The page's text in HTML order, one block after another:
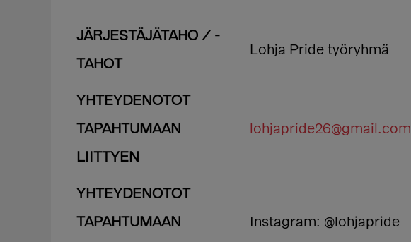
JÄRJESTÄJÄTAHO / -
TAHOT
Lohja Pride työryhmä
YHTEYDENOTOT
TAPAHTUMAAN
LIITTYEN
lohjapride26@gmail.com
YHTEYDENOTOT
TAPAHTUMAAN
Instagram: @lohjapride